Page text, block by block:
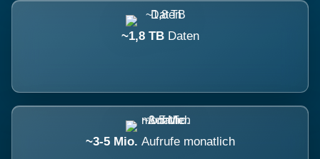
~1,8 TB Daten
~3-5 Mio. Aufrufe monatlich